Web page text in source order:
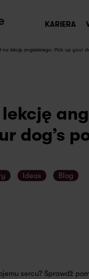
KARIERA
na lekcję angielskiego: Pick up your
lekcję
dog’s
Ideas Blog
sercu? Sprawdź